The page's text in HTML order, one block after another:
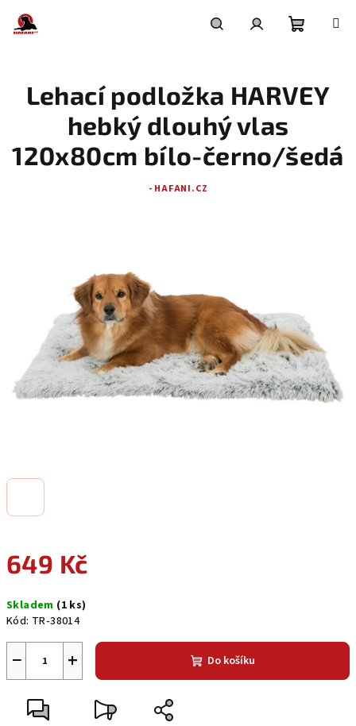
obsah
košík
649 Kč
cena:
Skladem (1 ks)
Kód: TR-38014
+
− Do košíku
Lehací podložka HARVEY
hebký dlouhý vlas
120x80cm bílo-černo/šedá
- HAFANI.CZ